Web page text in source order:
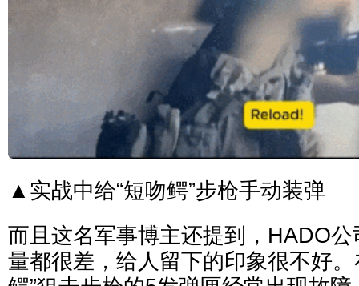
▲实战中给“短吻鳄”步枪手动装弹
而且这名军事博主还提到，HADO
量都很差，给人留下的印象很不好。